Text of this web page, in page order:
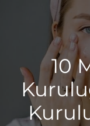
10